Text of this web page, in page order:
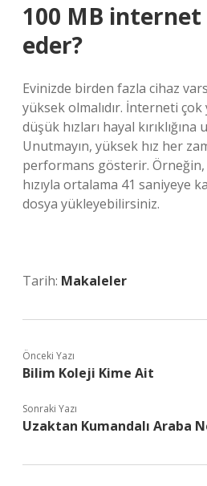
100 MB
eder?
Evinizde birden fazla cihaz
yüksek olmalıdır. İnterneti çok
düşük hızları hayal kırıklığına
Unutmayın, yüksek hız her
performans gösterir.
hızıyla ortalama 41 saniyeye
dosya yükleyebilirsiniz.
Tarih: Makaleler
Önceki Yazı
Bilim Koleji Kime Ait
Sonraki Yazı
Uzaktan Kumandalı Araba